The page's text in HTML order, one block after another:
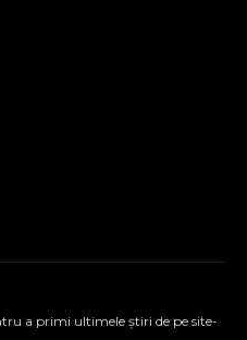
a primi ultimele ştiri de pe site-